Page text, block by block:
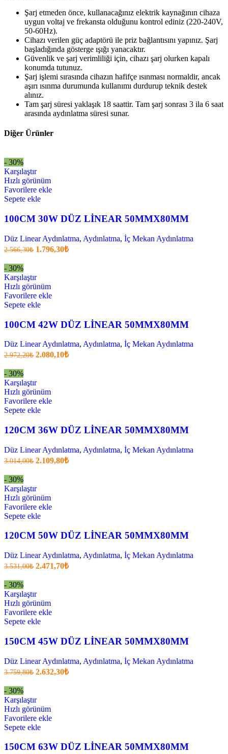
Şarj etmeden önce, kullanacağınız elektrik kaynağının cihaza
uygun voltaj ve frekansta olduğunu kontrol ediniz (220-240V,
50-60Hz).
Cihazı verilen güç adaptörü ile priz bağlantısını yapınız. Şarj
başladığında gösterge ışığı yanacaktır.
Güvenlik ve şarj verimliliği için, cihazı şarj olurken kapalı
konumda tutunuz.
Şarj işlemi sırasında cihazın hafifçe ısınması normaldir, ancak
aşırı ısınma durumunda kullanımı durdurup teknik destek
alınız.
Tam şarj süresi yaklaşık 18 saattir. Tam şarj sonrası 3 ila 6 saat
arasında aydınlatma süresi sunar.
Diğer Ürünler
- 30%
Karşılaştır
Hızlı görünüm
Favorilere ekle
Sepete ekle
100CM 30W DÜZ LİNEAR 50MMX80MM
Düz Linear Aydınlatma, Aydınlatma, İç Mekan Aydınlatma
2.566,30₺ Orijinal
1.796,30₺Şu
- 30%
Karşılaştır
Hızlı görünüm
Favorilere ekle
Sepete ekle
100CM 42W DÜZ LİNEAR 50MMX80MM
Düz Linear Aydınlatma, Aydınlatma, İç Mekan Aydınlatma
2.972,20₺ Orijinal
2.080,10₺Şu
- 30%
Karşılaştır
Hızlı görünüm
Favorilere ekle
Sepete ekle
120CM 36W DÜZ LİNEAR 50MMX80MM
Düz Linear Aydınlatma, Aydınlatma, İç Mekan Aydınlatma
3.014,00₺ Orijinal
2.109,80₺Şu
- 30%
Karşılaştır
Hızlı görünüm
Favorilere ekle
Sepete ekle
120CM 50W DÜZ LİNEAR 50MMX80MM
Düz Linear Aydınlatma, Aydınlatma, İç Mekan Aydınlatma
3.531,00₺ Orijinal
2.471,70₺Şu
- 30%
Karşılaştır
Hızlı görünüm
Favorilere ekle
Sepete ekle
150CM 45W DÜZ LİNEAR 50MMX80MM
Düz Linear Aydınlatma, Aydınlatma, İç Mekan Aydınlatma
3.759,80₺ Orijinal
2.632,30₺Şu
- 30%
Karşılaştır
Hızlı görünüm
Favorilere ekle
Sepete ekle
150CM 63W DÜZ LİNEAR 50MMX80MM